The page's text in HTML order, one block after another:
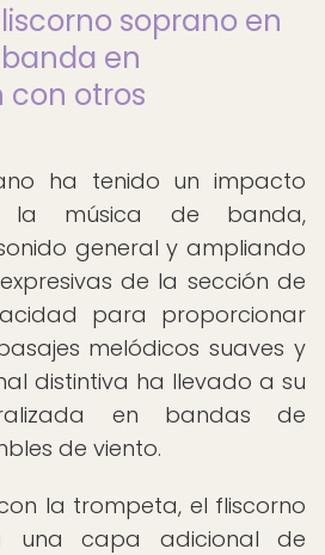
soprano en
en
otros
ha tenido un impacto
la música de banda,
general y ampliando
de la sección de
para proporcionar
melódicos suaves y
distintiva ha llevado a su
en bandas de
de viento.
la trompeta, el fliscorno
una capa adicional de